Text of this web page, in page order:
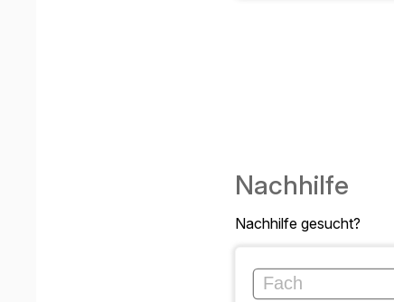
Nachhilfe
Nachhilfe gesucht?